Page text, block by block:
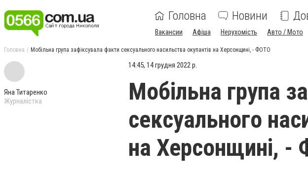
Головна Новини
Вакансии Афіша Нерухомість Авто / Мото
Головна Мобільна група зафіксувала факти сексуального насильства окупантів на Херсонщині, - ФОТО
Яна Титаренко
Журналістка
14:45, 14 грудня 2022 р.
Мобільна група
сексуального
на Херсонщині, -